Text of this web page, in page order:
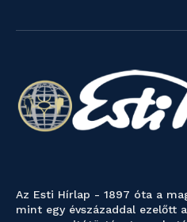
Az Esti Hírlap - 1897 óta a
mint egy évszázaddal ezelőtt